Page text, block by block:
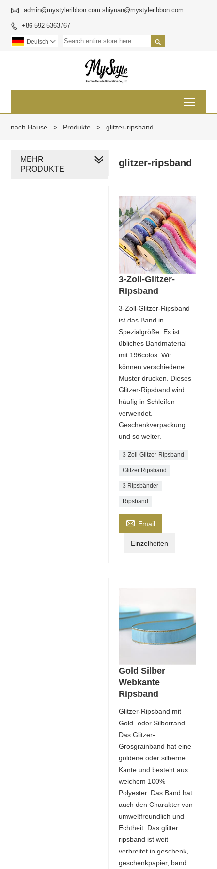
 admin@mystyleribbon.com shiyuan@mystyleribbon.com
 +86-592-5363767

Deutsch 
nach Hause > Produkte > glitzer-ripsband
glitzer-ripsband
3-Zoll-Glitzer-
Ripsband
3-Zoll-Glitzer-Ripsband
ist das Band in
Spezialgröße. Es ist
übliches Bandmaterial
mit 196colos. Wir
können verschiedene
Muster drucken. Dieses
Glitzer-Ripsband wird
häufig in Schleifen
verwendet.
Geschenkverpackung
und so weiter.
3-Zoll-Glitzer-Ripsband
Glitzer Ripsband
3 Ripsbänder
Ripsband
 Email
Einzelheiten
Gold Silber
Webkante
Ripsband
Glitzer-Ripsband mit
Gold- oder Silberrand
Das Glitzer-
Grosgrainband hat eine
goldene oder silberne
Kante und besteht aus
weichem 100%
Polyester. Das Band hat
auch den Charakter von
umweltfreundlich und
Echtheit. Das glitter
ripsband ist weit
verbreitet in geschenk,
geschenkpapier, band
MEHR
PRODUKTE